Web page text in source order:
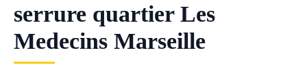
serrure quartier Les
Medecins Marseille